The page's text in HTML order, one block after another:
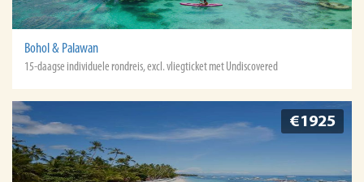
Bohol & Palawan
15-daagse individuele rondreis, excl. vliegticket met Undiscovered
€1925